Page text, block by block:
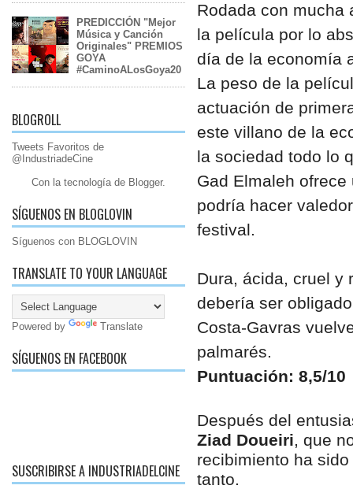
PREDICCIÓN "Mejor
Música y Canción
Originales" PREMIOS
GOYA
#CaminoALosGoya20
BLOGROLL
Tweets Favoritos de
@IndustriadeCine
Con la tecnología de Blogger.
SÍGUENOS EN BLOGLOVIN
Síguenos con BLOGLOVIN
TRANSLATE TO YOUR LANGUAGE
Powered by Translate
SÍGUENOS EN FACEBOOK
SUSCRIBIRSE A INDUSTRIADELCINE
Rodada con mucha
la película por lo
día de la economía
La peso de la
actuación de
este villano de la
la sociedad todo lo
Gad Elmaleh
podría hacer
festival.
Dura, ácida, cruel y
debería ser
Costa-Gavras
palmarés.
Puntuación: 8,5/10
Después del
Ziad Doueiri, que
recibimiento ha
tanto.